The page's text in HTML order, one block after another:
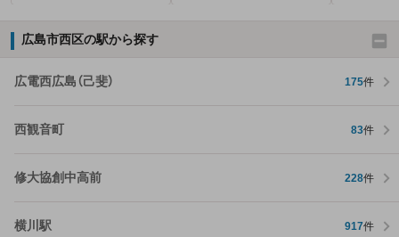
広島市西区の駅から探す
広電西広島（己斐） 175件
西観音町 83件
修大協創中高前 228件
横川駅 917件